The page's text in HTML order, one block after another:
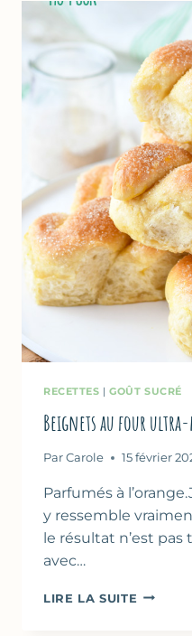
PETITS-
SUISSES
RECETTES |GOÛT SUCRÉ
Beignets au four
Par Carole 15 février
Parfumés à
y ressemble
le résultat n’est
avec…
LIRE LA SUITE